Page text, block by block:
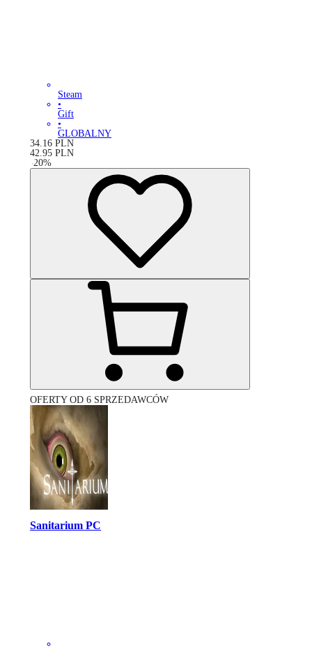
Steam
•
Gift
•
GLOBALNY
34.16 PLN
42.95 PLN
-20%
OFERTY OD 6 SPRZEDAWCÓW
Sanitarium PC